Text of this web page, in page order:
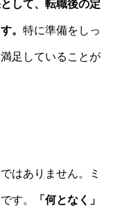
して、転職後の定
。 特に準備をしっ
足していることが
はありません。ミ
す。 「何となく」